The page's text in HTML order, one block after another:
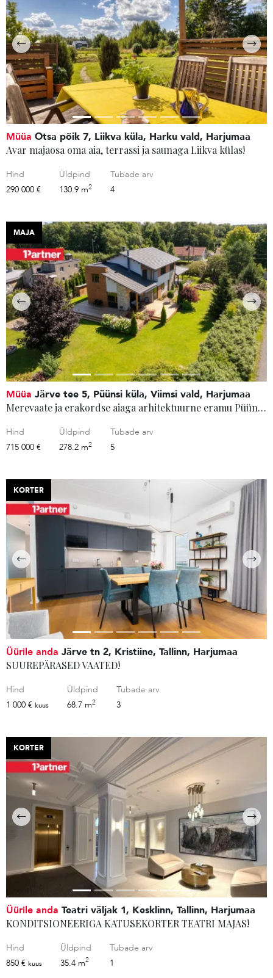
Müüa Otsa põik 7, Liikva küla, Harku vald, Harjumaa
Avar majaosa oma aia, terrassi ja saunaga Liikva külas!
Hind
290 000 €
Üldpind
130.9 m2
Tubade arv
4
MAJA
Müüa Järve tee 5, Püünsi küla, Viimsi vald, Harjumaa
Merevaate ja erakordse aiaga arhitektuurne eramu Püünsis
Hind
715 000 €
Üldpind
278.2 m2
Tubade arv
5
KORTER
Üürile anda Järve tn 2, Kristiine, Tallinn, Harjumaa
SUUREPÄRASED VAATED!
Hind
1 000 € kuus
Üldpind
68.7 m2
Tubade arv
3
KORTER
Üürile anda Teatri väljak 1, Kesklinn, Tallinn, Harjumaa
KONDITSIONEERIGA KATUSEKORTER TEATRI MAJAS!
Hind
850 € kuus
Üldpind
35.4 m2
Tubade arv
1